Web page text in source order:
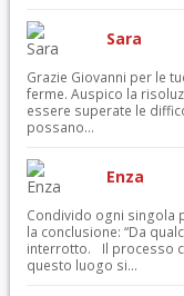
Sara
Grazie Giovanni per le
ferme. Auspico la
essere superate le
possano...
Enza
Condivido ogni singola
la conclusione: “Da
interrotto. Il processo
questo luogo si...